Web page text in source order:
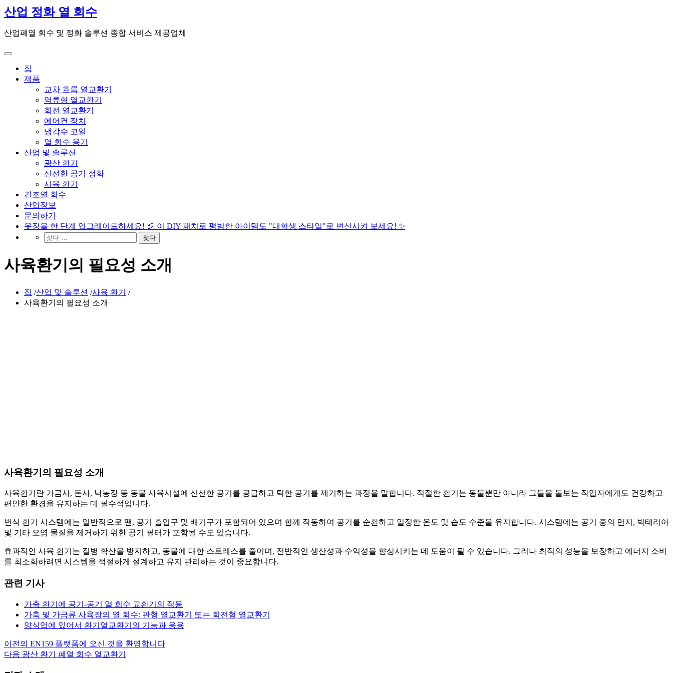
콘
텐
츠
건
산업 정화 열 회수
산업폐열 회수 및 정화 솔루션 종합 서비스 제공업체
집
제품
교차 흐름 열교환기
역류형 열교환기
회전 열교환기
에어컨 장치
냉각수 코일
열 회수 용기
산업 및 솔루션
광산 환기
신선한 공기 정화
사육 환기
건조열 회수
산업정보
문의하기
옷장을 한 단계 업그레이드하세요! 🏈 이 DIY 패치로 평범한 아이템도 "대학생 스타일"로 변신시켜 보세요! ✨
사육환기의 필요성 소개
집 /산업 및 솔루션 /사육 환기
/
사육환기의 필요성 소개
사육환기의 필요성 소개
사육환기란 가금사, 돈사, 낙농장 등 동물 사육시설에 신선한 공기를 공급하고 탁한 공기를 제거하는 과정을 말합니다. 적절한 환기는 동물뿐만 아니라 그들을 돌보는 작업자에게도 건강하고
편안한 환경을 유지하는 데 필수적입니다.
번식 환기 시스템에는 일반적으로 팬, 공기 흡입구 및 배기구가 포함되어 있으며 함께 작동하여 공기를 순환하고 일정한 온도 및 습도 수준을 유지합니다. 시스템에는 공기 중의 먼지, 박테리아
및 기타 오염 물질을 제거하기 위한 공기 필터가 포함될 수도 있습니다.
효과적인 사육 환기는 질병 확산을 방지하고, 동물에 대한 스트레스를 줄이며, 전반적인 생산성과 수익성을 향상시키는 데 도움이 될 수 있습니다. 그러나 최적의 성능을 보장하고 에너지 소비
를 최소화하려면 시스템을 적절하게 설계하고 유지 관리하는 것이 중요합니다.
관련 기사
가축 환기에 공기-공기 열 회수 교환기의 적용
가축 및 가금류 사육장의 열 회수: 판형 열교환기 또는 회전형 열교환기
양식업에 있어서 환기열교환기의 기능과 응용
글
내
이전의 EN159 플랫폼에 오신 것을 환영합니다
다음 광산 환기 폐열 회수 열교환기